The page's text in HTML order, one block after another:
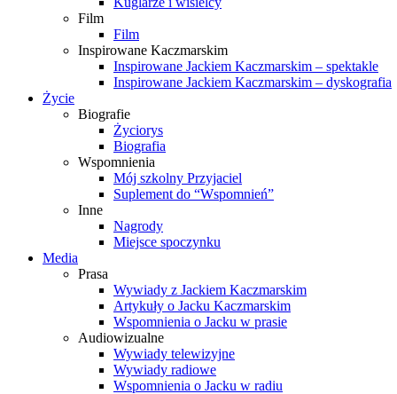
Film
Film
Inspirowane Kaczmarskim
Inspirowane Jackiem Kaczmarskim – spektakle
Inspirowane Jackiem Kaczmarskim – dyskografia
Życie
Biografie
Życiorys
Biografia
Wspomnienia
Mój szkolny Przyjaciel
Suplement do “Wspomnień”
Inne
Nagrody
Miejsce spoczynku
Media
Prasa
Wywiady z Jackiem Kaczmarskim
Artykuły o Jacku Kaczmarskim
Wspomnienia o Jacku w prasie
Audiowizualne
Wywiady telewizyjne
Wywiady radiowe
Wspomnienia o Jacku w radiu